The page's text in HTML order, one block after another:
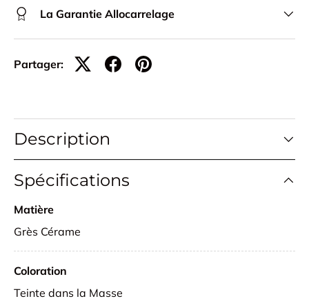
La Garantie Allocarrelage
Partager:
Description
Spécifications
Matière
Grès Cérame
Coloration
Teinte dans la Masse